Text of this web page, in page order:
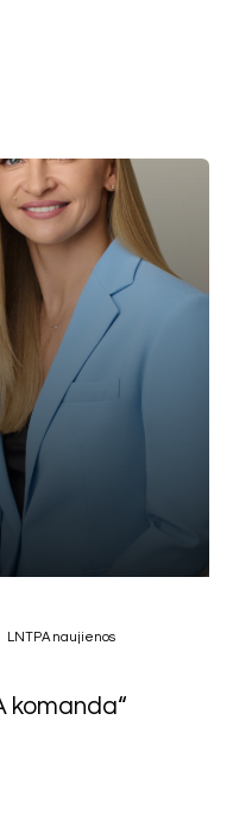
LNTPA naujienos
komanda“